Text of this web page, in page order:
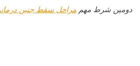
دومین شرط مهم مراحل سقط جنین